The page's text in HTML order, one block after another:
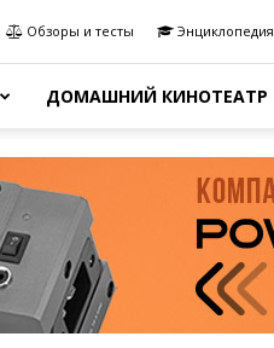
Обзоры и тесты Энциклопедия
ДОМАШНИЙ КИНОТЕАТР